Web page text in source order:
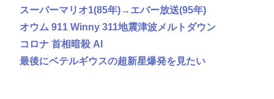
スーパーマリオ1(85年)→エバー放送(95年)
オウム 911 Winny 311地震津波メルトダウン
コロナ 首相暗殺 AI
最後にベテルギウスの超新星爆発を見たい